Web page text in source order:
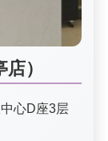
）
心D座3层